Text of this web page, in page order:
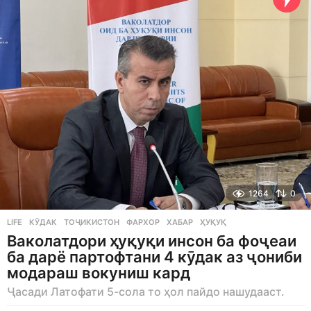
1264 0
LIFE КӮДАК ,ТОҶИКИСТОН ,ФАРХОР ,ХАБАР ,ҲУҚУҚ
Ваколатдори ҳуқуқи инсон ба фоҷеаи
ба дарё партофтани 4 кӯдак аз ҷониби
модараш вокуниш кард
Ҷасади Латофати 5-сола то ҳол пайдо нашудааст.